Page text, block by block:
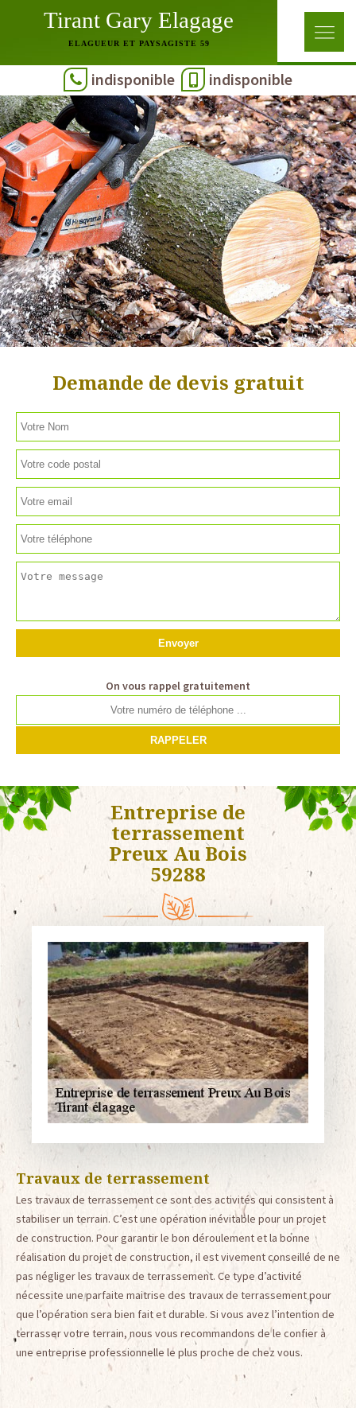
Tirant Gary Elagage
ELAGUEUR ET PAYSAGISTE 59
indisponible indisponible
Demande de devis gratuit
On vous rappel gratuitement
Entreprise de
terrassement
Preux Au Bois
59288
Travaux de terrassement
Les travaux de terrassement ce sont des activités qui consistent à
stabiliser un terrain. C’est une opération inévitable pour un projet
de construction. Pour garantir le bon déroulement et la bonne
réalisation du projet de construction, il est vivement conseillé de ne
pas négliger les travaux de terrassement. Ce type d’activité
nécessite une parfaite maitrise des travaux de terrassement pour
que l’opération sera bien fait et durable. Si vous avez l’intention de
terrasser votre terrain, nous vous recommandons de le confier à
une entreprise professionnelle le plus proche de chez vous.